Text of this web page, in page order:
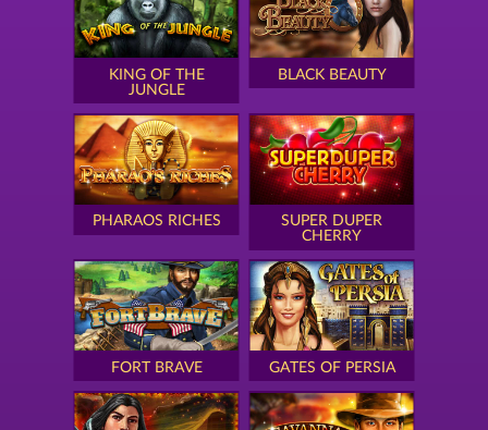
KING OF THE
JUNGLE
BLACK BEAUTY
PHARAOS RICHES
SUPER DUPER
CHERRY
FORT BRAVE GATES OF PERSIA